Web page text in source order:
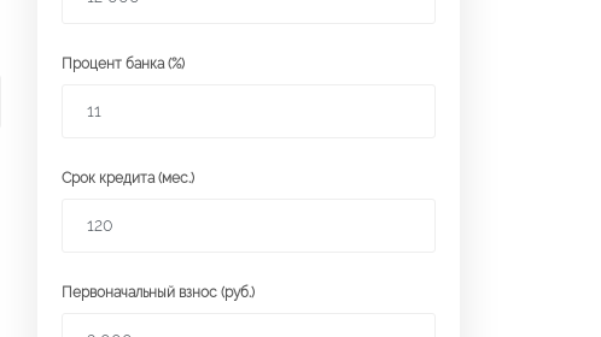
Процент банка (%)
Срок кредита (мес.)
Первоначальный взнос (руб.)